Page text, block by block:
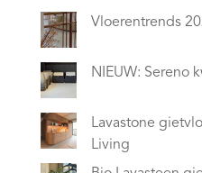
Vloerentrends
NIEUW: Sereno
Lavastone
Living